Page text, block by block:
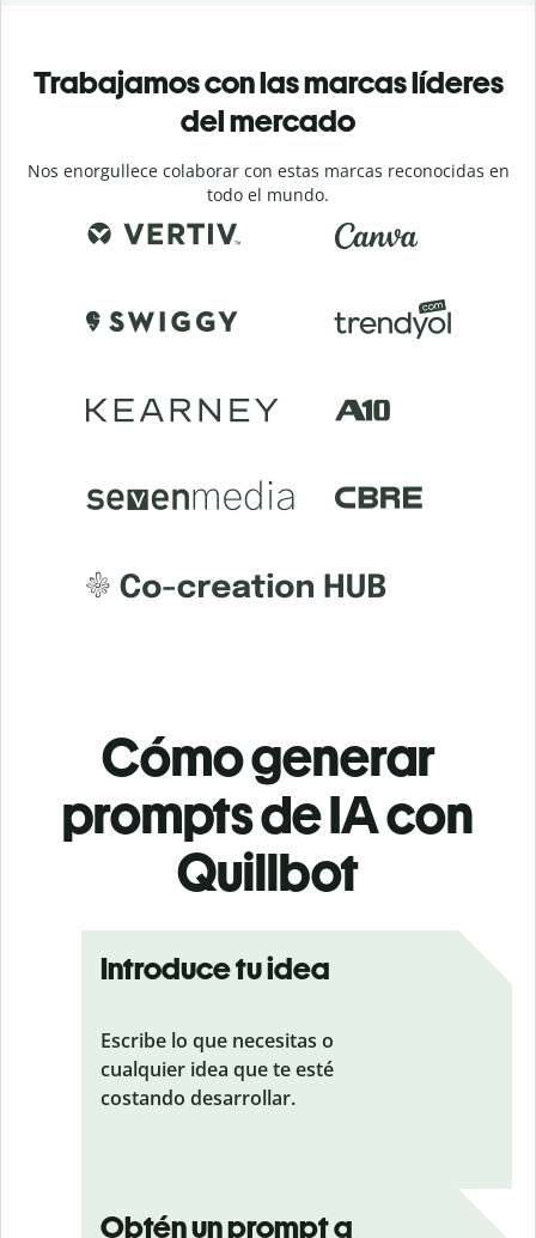
Trabajamos con las marcas líderes
del mercado
Nos enorgullece colaborar con estas marcas reconocidas en
todo el mundo.
Cómo generar
prompts de IA con
Quillbot
Introduce tu idea
Escribe lo que necesitas o
cualquier idea que te esté
costando desarrollar.
Obtén un prompt a